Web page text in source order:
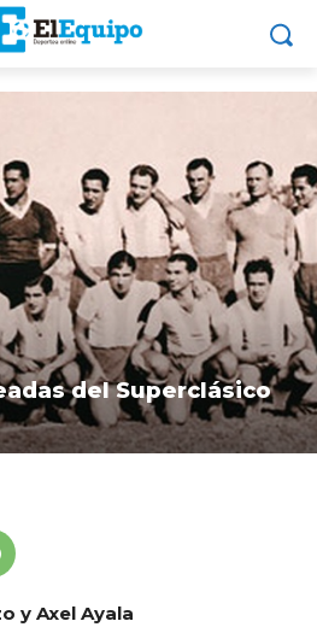
del Superclásico
y Axel Ayala